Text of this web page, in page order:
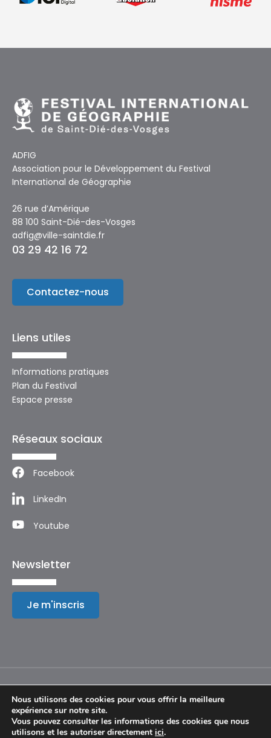
ADFIG
Association pour le Développement du Festival
International de Géographie
26 rue d’Amérique
88 100 Saint-Dié-des-Vosges
adfig@ville-saintdie.fr
03 29 42 16 72
Contactez-nous
Liens utiles
Informations pratiques
Plan du Festival
Espace presse
Réseaux sociaux
Facebook
LinkedIn
Youtube
Newsletter
Je m'inscris
Mentions légales
Nous utilisons des cookies pour vous offrir la meilleure
expérience sur notre site.
Vous pouvez consulter les informations des cookies que nous
utilisons et les autoriser directement ici.